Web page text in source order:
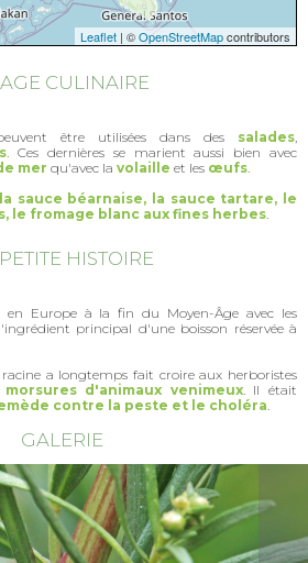
Leaflet | ©OpenStreetMapcontributors
CULINAIRE
être utilisées dans des salades,
. Ces dernières se marient aussi bien avec
mer qu'avec la volaille et les œufs.
la sauce béarnaise, la sauce tartare, le
le fromage blanc aux fines herbes.
HISTOIRE
Europe à la fin du Moyen-Âge avec les
principal d'une boisson réservée à
a longtemps fait croire aux herboristes
d'animaux venimeux. Il était
contre la peste et le choléra.
GALERIE